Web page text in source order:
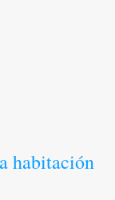
habitación